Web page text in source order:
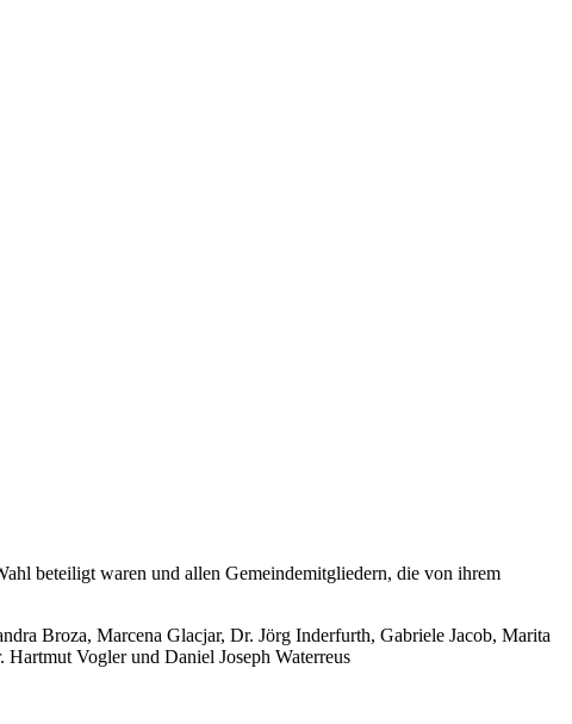
beteiligt waren und allen Gemeindemitgliedern, die von ihrem
Broza, Marcena Glacjar, Dr. Jörg Inderfurth, Gabriele Jacob, Marita
Vogler und Daniel Joseph Waterreus